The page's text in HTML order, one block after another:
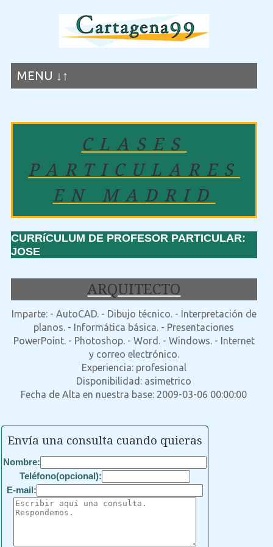
MENU ↓↑
CLASES
PARTICULARES
EN MADRID
CURRíCULUM DE PROFESOR PARTICULAR:
JOSE
ARQUITECTO
Imparte: - AutoCAD. - Dibujo técnico. - Interpretación de
planos. - Informática básica. - Presentaciones
PowerPoint. - Photoshop. - Word. - Windows. - Internet
y correo electrónico.
Experiencia: profesional
Disponibilidad: asimetrico
Fecha de Alta en nuestra base: 2009-03-06 00:00:00
Envía una consulta cuando quieras
Nombre:
Teléfono(opcional):
E-mail: